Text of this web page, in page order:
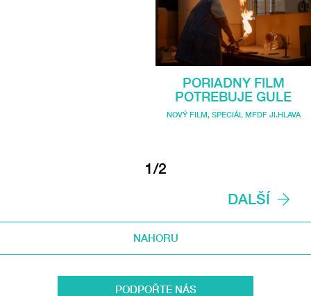
PORIADNY FILM
POTREBUJE GULE
NOVÝ FILM, SPECIÁL MFDF JI.HLAVA
1/2
DALŠÍ
NAHORU
PODPOŘTE NÁS